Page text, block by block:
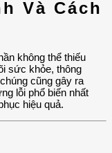
Và Cách
không thể thiếu
sức khỏe, thông
cũng gây ra
lỗi phổ biến nhất
hiệu quả.